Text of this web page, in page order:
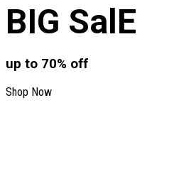
BIG SalE
up to 70% off
Shop Now